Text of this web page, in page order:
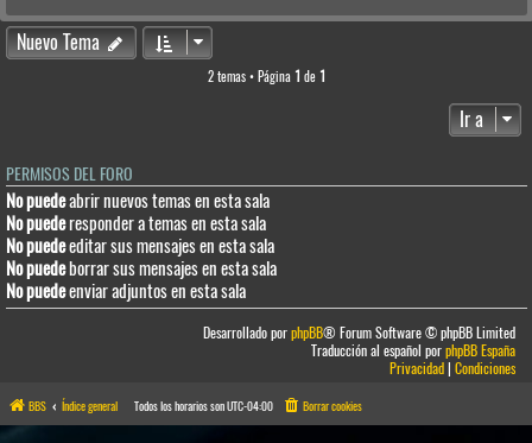
Nuevo Tema
2 temas • Página 1 de 1
Ir a
PERMISOS DEL FORO
No puedeabrir nuevos temas en esta sala
No puederesponder a temas en esta sala
No puedeeditar sus mensajes en esta sala
No puedeborrar sus mensajes en esta sala
No puedeenviar adjuntos en esta sala
Desarrollado porphpBB® Forum Software © phpBB Limited
Traducción al español porphpBB España
Privacidad|Condiciones
BBS Índice general Todos los horarios sonUTC-04:00 Borrar cookies